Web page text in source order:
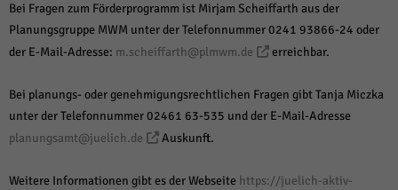
Bei Fragen zum Förderprogramm ist Mirjam Scheiffarth aus der
Planungsgruppe MWM unter der Telefonnummer 0241 93866-24 oder
der E-Mail-Adresse: m.scheiffarth@plmwm.de erreichbar.
Bei planungs- oder genehmigungsrechtlichen Fragen gibt Tanja Miczka
unter der Telefonnummer 02461 63-535 und der E-Mail-Adresse
planungsamt@juelich.de
Auskunft.
Weitere Informationen gibt es der Webseite https://juelich-aktiv-